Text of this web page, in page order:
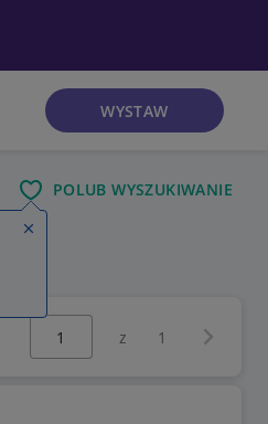
WYSTAW
POLUB WYSZUKIWANIE
Wybierz stronę:
z 1
Zamknij wskazówkę